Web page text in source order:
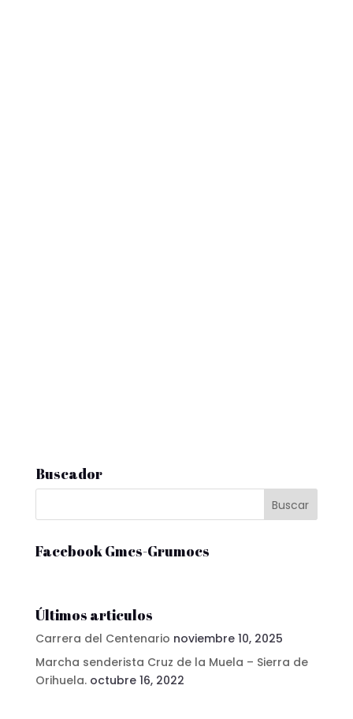
Buscador
Facebook Gmcs-Grumocs
Últimos articulos
Carrera del Centenario noviembre 10, 2025
Marcha senderista Cruz de la Muela – Sierra de
Orihuela. octubre 16, 2022